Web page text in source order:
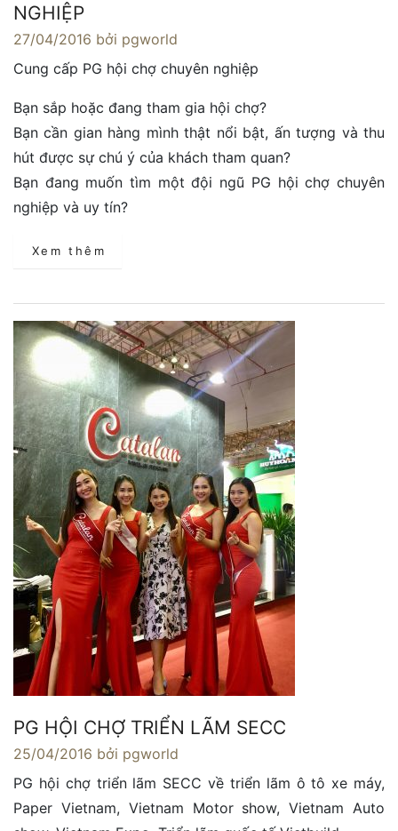
NGHIỆP
27/04/2016 bởi pgworld
Cung cấp PG hội chợ chuyên nghiệp
Bạn sắp hoặc đang tham gia hội chợ?
Bạn cần gian hàng mình thật nổi bật, ấn tượng và thu
hút được sự chú ý của khách tham quan?
Bạn đang muốn tìm một đội ngũ PG hội chợ chuyên
nghiệp và uy tín?
Xem thêm
PG HỘI CHỢ TRIỂN LÃM SECC
25/04/2016 bởi pgworld
PG hội chợ triển lãm SECC về triển lãm ô tô xe máy,
Paper Vietnam, Vietnam Motor show, Vietnam Auto